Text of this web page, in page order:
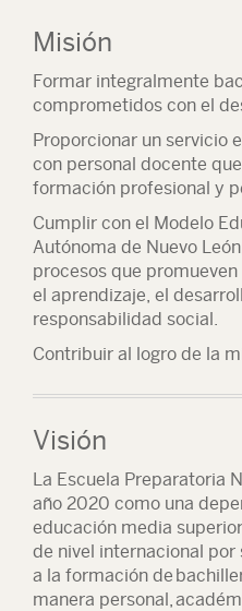
Misión
Formar integralmente
comprometidos con el
Proporcionar un servicio
con personal docente
formación profesional y
Cumplir con el Modelo
Autónoma de Nuevo
procesos que
el aprendizaje, el
responsabilidad social.
Contribuir al logro de la
Visión
La Escuela Preparatoria
año 2020 como una
educación media
de nivel internacional
a la formación de
manera personal,